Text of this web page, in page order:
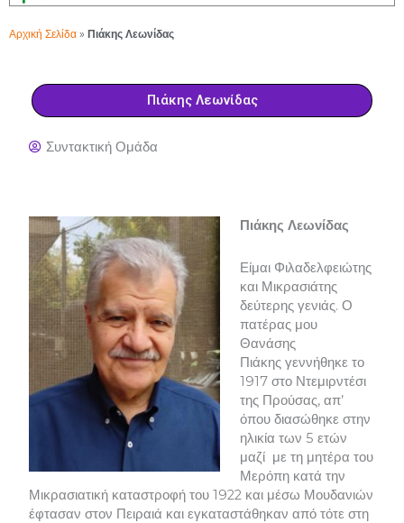
Αρχική Σελίδα » Πιάκης Λεωνίδας
Πιάκης Λεωνίδας
Συντακτική Ομάδα
Πιάκης Λεωνίδας
Είμαι Φιλαδελφειώτης
και Μικρασιάτης
δεύτερης γενιάς. Ο
πατέρας μου
Θανάσης
Πιάκης γεννήθηκε το
1917 στο Ντεμιρντέσι
της Προύσας, απ’
όπου διασώθηκε στην
ηλικία των 5 ετών
μαζί με τη μητέρα του
Μερόπη κατά την
Μικρασιατική καταστροφή του 1922 και μέσω Μουδανιών
έφτασαν στον Πειραιά και εγκαταστάθηκαν από τότε στη